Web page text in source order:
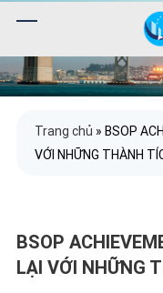
Trang chủ » BSOP
VỚI NHỮNG THÀNH
BSOP
LẠI VỚI NHỮNG